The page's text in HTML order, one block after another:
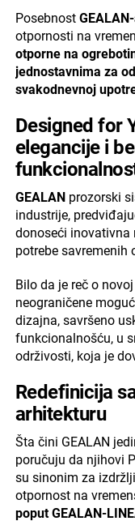
Posebnost
otpornosti na
otporne na
jednostavnima za
svakodnevnoj
Designed for
elegancije i
GEALAN prozorski
industrije,
donoseći inovativna
potrebe savremenih
Bilo da je reč o
neograničene
dizajna, savršeno
funkcionalnošću, u
održivosti, koja je
Redefinicija
arhitekturu
Šta čini GEALAN
poručuju da njihovi
su sinonim za
otpornost na
poput GEALAN-